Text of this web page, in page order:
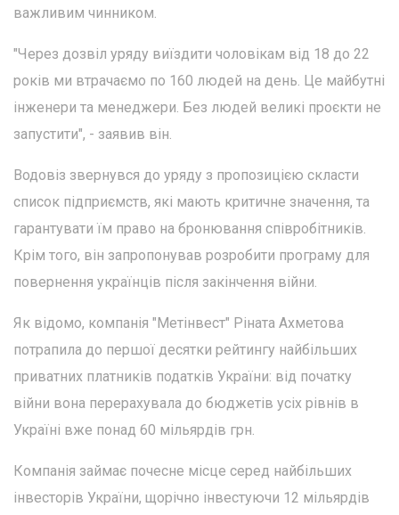
важливим чинником.
"Через дозвіл уряду виїздити чоловікам від 18 до 22
років ми втрачаємо по 160 людей на день. Це майбутні
інженери та менеджери. Без людей великі проєкти не
запустити", - заявив він.
Водовіз звернувся до уряду з пропозицією скласти
список підприємств, які мають критичне значення, та
гарантувати їм право на бронювання співробітників.
Крім того, він запропонував розробити програму для
повернення українців після закінчення війни.
Як відомо, компанія "Метінвест" Ріната Ахметова
потрапила до першої десятки рейтингу найбільших
приватних платників податків України: від початку
війни вона перерахувала до бюджетів усіх рівнів в
Україні вже понад 60 мільярдів грн.
Компанія займає почесне місце серед найбільших
інвесторів України, щорічно інвестуючи 12 мільярдів